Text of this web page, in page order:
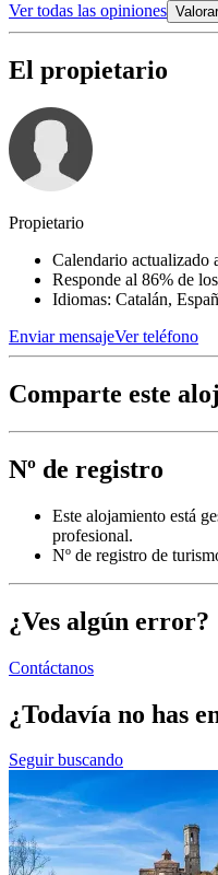
Ver todas las opiniones
El propietario
Propietario
Calendario actualizado
Responde al 86% de
Idiomas: Catalán,
Enviar mensajeVer teléfono
Comparte este
Nº de registro
Este alojamiento está
profesional.
Nº de registro de
¿Ves algún error?
Contáctanos
¿Todavía no has
Seguir buscando